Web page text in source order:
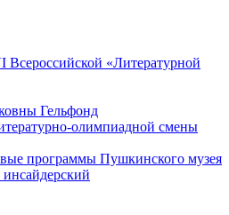
Всероссийской «Литературной
Гельфонд
олимпиадной смены
программы Пушкинского музея